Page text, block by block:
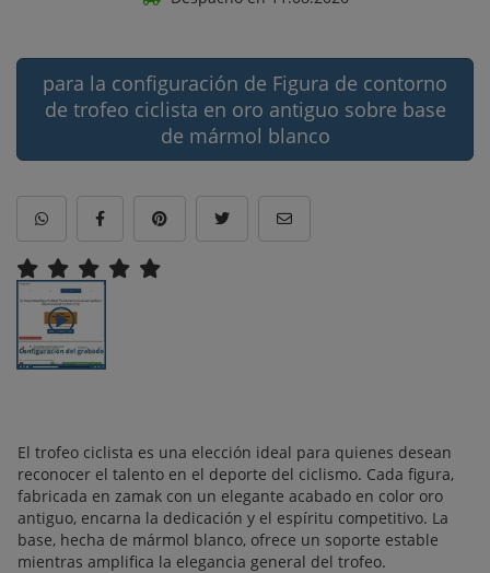
para la configuración de Figura de contorno
de trofeo ciclista en oro antiguo sobre base
de mármol blanco
El trofeo ciclista es una elección ideal para quienes desean
reconocer el talento en el deporte del ciclismo. Cada figura,
fabricada en zamak con un elegante acabado en color oro
antiguo, encarna la dedicación y el espíritu competitivo. La
base, hecha de mármol blanco, ofrece un soporte estable
mientras amplifica la elegancia general del trofeo.